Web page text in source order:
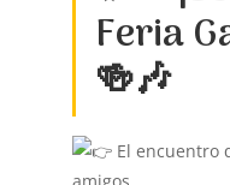
Feria
🍻🎶
El encuentro